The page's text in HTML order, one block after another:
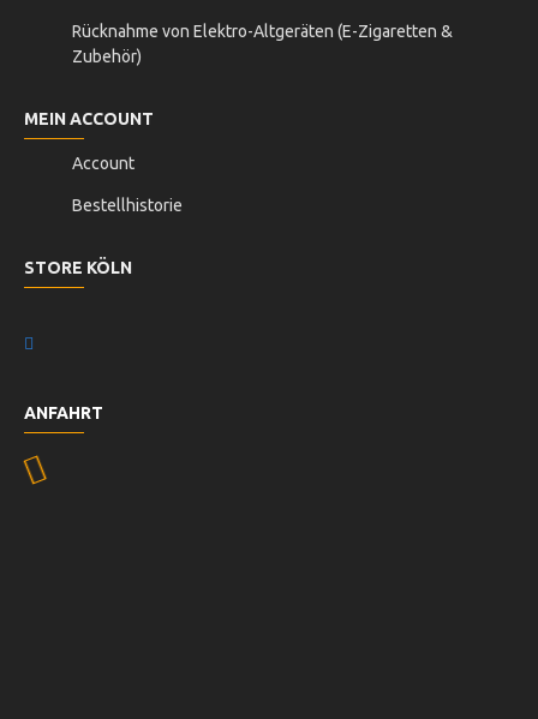
Rücknahme von Elektro-Altgeräten (E-Zigaretten &
Zubehör)
MEIN ACCOUNT
Account
Bestellhistorie
STORE KÖLN
ANFAHRT